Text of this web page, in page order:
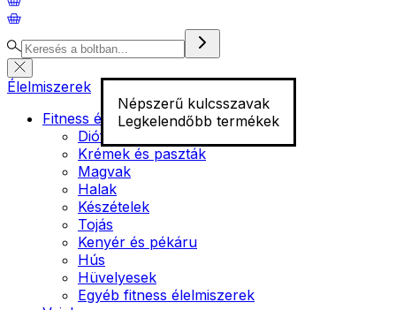
Népszerű kulcsszavak
Legkelendőbb termékek
Élelmiszerek
Fitness élelmiszer
Diófélék
Krémek és paszták
Magvak
Halak
Készételek
Tojás
Kenyér és pékáru
Hús
Hüvelyesek
Egyéb fitness élelmiszerek